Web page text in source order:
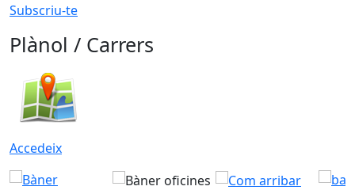
Subscriu-te
Plànol / Carrers
Accedeix